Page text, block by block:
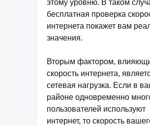
этому уровню. В таком
бесплатная проверка
интернета покажет вам
значения.
Вторым фактором,
скорость интернета,
сетевая нагрузка. Если в
районе одновременно
пользователей используют
интернет, то скорость